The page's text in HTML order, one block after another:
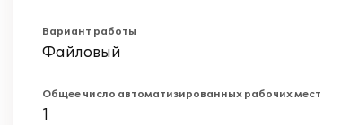
Вариант работы
Файловый
Общее число автоматизированных рабочих мест
1